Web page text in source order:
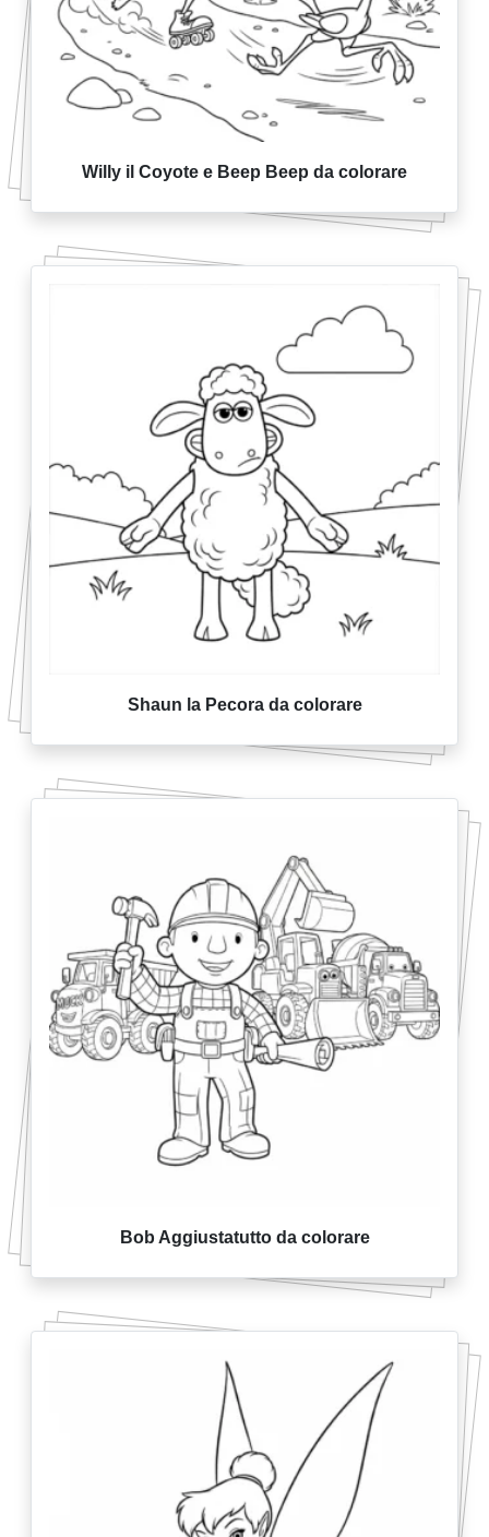
Willy il Coyote e Beep Beep da colorare
Shaun la Pecora da colorare
Bob Aggiustatutto da colorare